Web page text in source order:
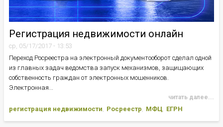
Регистрация недвижимости онлайн
ср, 05/17/2017 - 13:53
Переход Росреестра на электронный документооборот сделал одной
из главных задач ведомства запуск механизмов, защищающих
собственность граждан от электронных мошенников.
Электронная...
читать далее...
регистрация недвижимости Росреестр МФЦ ЕГРН